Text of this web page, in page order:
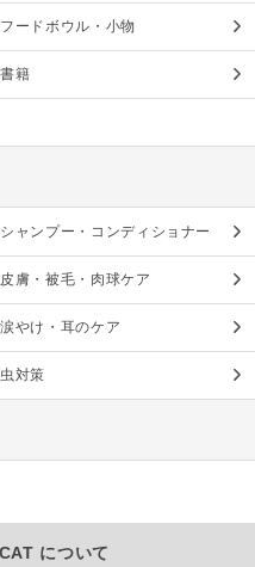
フードボウル・小物
書籍
シャンプー・コンディショナー
皮膚・被毛・肉球ケア
涙やけ・耳のケア
虫対策
について